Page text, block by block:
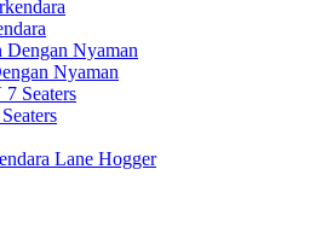
Nyaman
Lane Hogger